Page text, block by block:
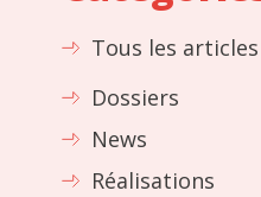
Tous les articles
Dossiers
News
Réalisations